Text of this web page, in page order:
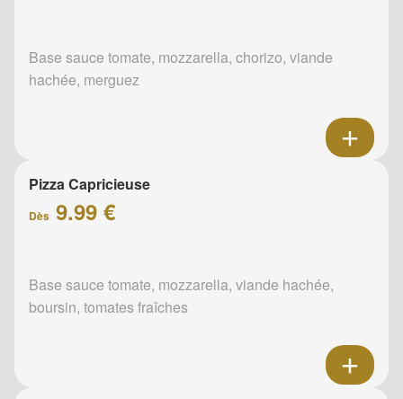
Base sauce tomate, mozzarella, chorizo, viande
hachée, merguez
Pizza Capricieuse
Dès 9.99 €
Base sauce tomate, mozzarella, viande hachée,
boursin, tomates fraîches